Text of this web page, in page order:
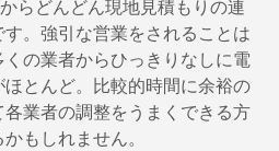
らどんどん現地見積もりの連
。強引な営業をされることは
の業者からひっきりなしに電
とんど。比較的時間に余裕の
業者の調整をうまくできる方
もしれません。